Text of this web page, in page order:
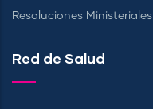
Resoluciones Ministeriales
Red de Salud